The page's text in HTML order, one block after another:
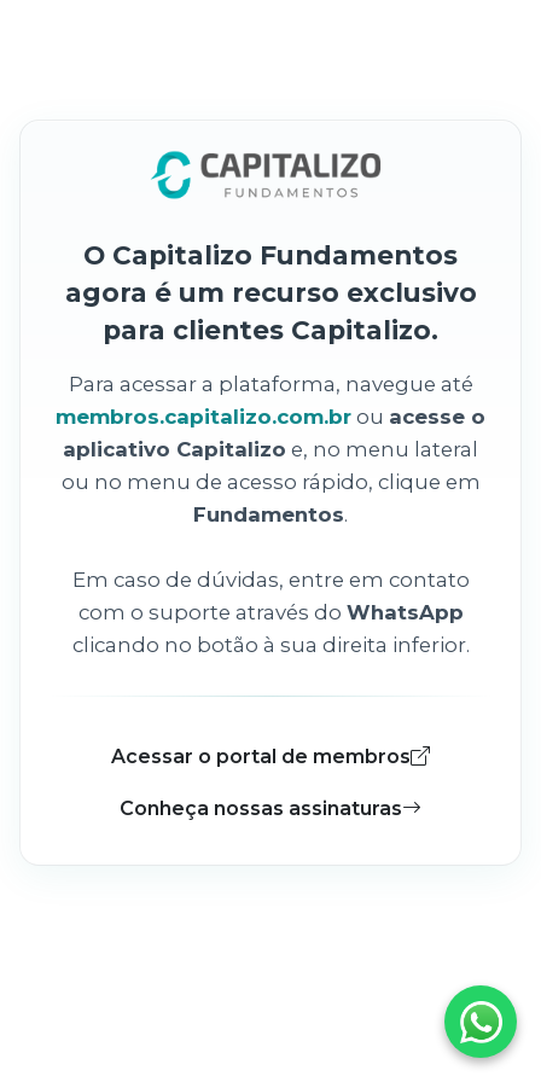
O Capitalizo Fundamentos
agora é um recurso exclusivo
para clientes Capitalizo.
Para acessar a plataforma, navegue até
membros.capitalizo.com.br ou acesse o
aplicativo Capitalizo e, no menu lateral
ou no menu de acesso rápido, clique em
Fundamentos.
Em caso de dúvidas, entre em contato
com o suporte através do WhatsApp
clicando no botão à sua direita inferior.
Acessar o portal de membros
Conheça nossas assinaturas